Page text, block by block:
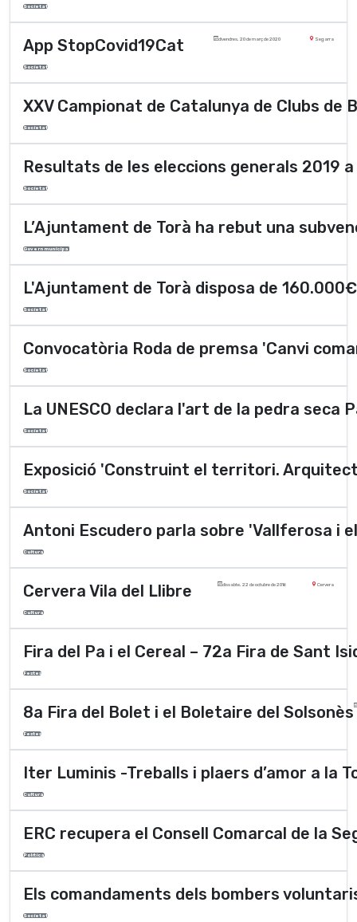
Societat
App StopCovid19Cat divendres, 20 de març de 2020 Segarra
Societat
XXV Campionat de Catalunya de Clubs de
Societat
Resultats de les eleccions generals 2019 a
Societat
L’Ajuntament de Torà ha rebut una
Govern municipal
L'Ajuntament de Torà disposa de
Societat
Convocatòria Roda de premsa 'Canvi
Societat
La UNESCO declara l'art de la pedra
Societat
Exposició 'Construint el territori.
Societat
Antoni Escudero parla sobre 'Vallferosa i
Cultura
Cervera Vila del Llibre dissabte, 22 de octubre de 2016 Cervera
Cultura
Fira del Pa i el Cereal – 72a Fira de Sant
Festes
8a Fira del Bolet i el Boletaire del Solsonès
Festes
Iter Luminis -Treballs i plaers d’amor a la
Cultura
ERC recupera el Consell Comarcal de la
Polí­tica
Els comandaments dels bombers
Societat